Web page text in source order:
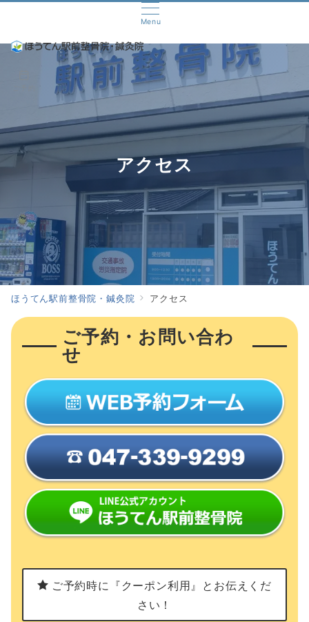
Menu
アクセス
ほうてん駅前整骨院・鍼灸院 アクセス
ご予約・お問い合わ
せ
ご予約時に『クーポン利用』とお伝えくだ
さい！